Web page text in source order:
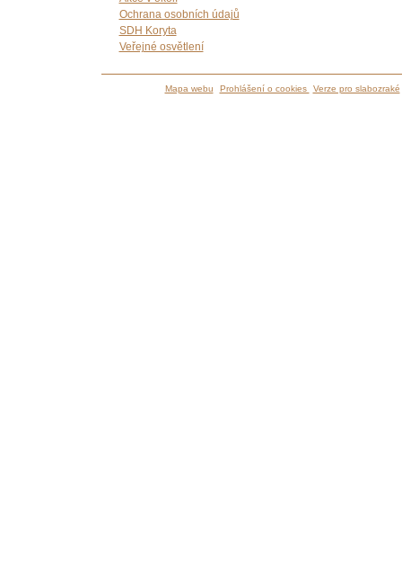
Ochrana osobních údajů
SDH Koryta
Veřejné osvětlení
Mapa webu Prohlášení o cookies Verze pro slabozraké